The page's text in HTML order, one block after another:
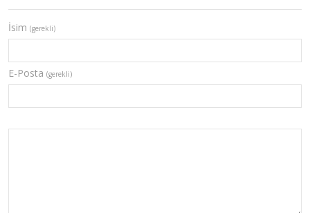
İsim (gerekli)
E-Posta (gerekli)